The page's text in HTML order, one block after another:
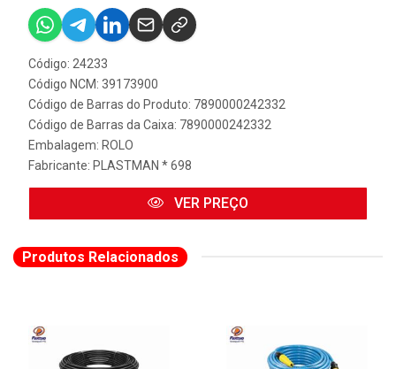
Código: 24233
Código NCM: 39173900
Código de Barras do Produto: 7890000242332
Código de Barras da Caixa: 7890000242332
Embalagem: ROLO
Fabricante: PLASTMAN * 698
VER PREÇO
Produtos Relacionados